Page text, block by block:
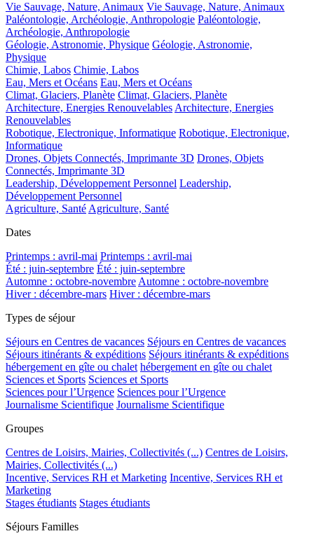
Vie Sauvage, Nature, Animaux Vie Sauvage, Nature, Animaux
Paléontologie, Archéologie, Anthropologie Paléontologie,
Archéologie, Anthropologie
Géologie, Astronomie, Physique Géologie, Astronomie,
Physique
Chimie, Labos Chimie, Labos
Eau, Mers et Océans Eau, Mers et Océans
Climat, Glaciers, Planète Climat, Glaciers, Planète
Architecture, Energies RenouvelablesArchitecture, Energies
Renouvelables
Robotique, Electronique, Informatique Robotique, Electronique,
Informatique
Drones, Objets Connectés, Imprimante 3D Drones, Objets
Connectés, Imprimante 3D
Leadership, Développement Personnel Leadership,
Développement Personnel
Agriculture, SantéAgriculture, Santé
Dates
Printemps : avril-mai Printemps : avril-mai
Été : juin-septembre Été : juin-septembre
Automne : octobre-novembreAutomne : octobre-novembre
Hiver : décembre-mars Hiver : décembre-mars
Types de séjour
Séjours en Centres de vacances Séjours en Centres de vacances
Séjours itinérants & expéditions Séjours itinérants & expéditions
hébergement en gîte ou chalet hébergement en gîte ou chalet
Sciences et Sports Sciences et Sports
Sciences pour l’Urgence Sciences pour l’Urgence
Journalisme Scientifique Journalisme Scientifique
Groupes
Centres de Loisirs, Mairies, Collectivités (...) Centres de Loisirs,
Mairies, Collectivités (...)
Incentive, Services RH et Marketing Incentive, Services RH et
Marketing
Stages étudiants Stages étudiants
Séjours Familles